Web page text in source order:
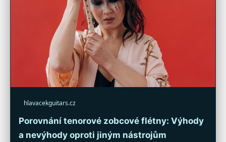
hlavacekguitars.cz
Porovnání tenorové zobcové flétny: Výhody
a nevýhody oproti jiným nástrojům